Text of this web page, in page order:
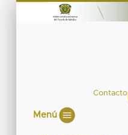
Contacto
Menú